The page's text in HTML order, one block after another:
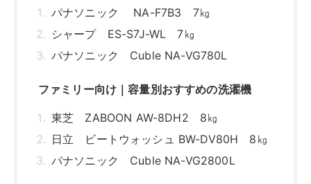
東芝 ZABOON AW-12DPB 12㎏
シャープ ES-V11B 11㎏
AQUA まっ直ぐドラム AQW-DX12R 12
洗濯機の容量はライフスタイルや選択頻度に
合わせて選ぼう
関連記事はこちら